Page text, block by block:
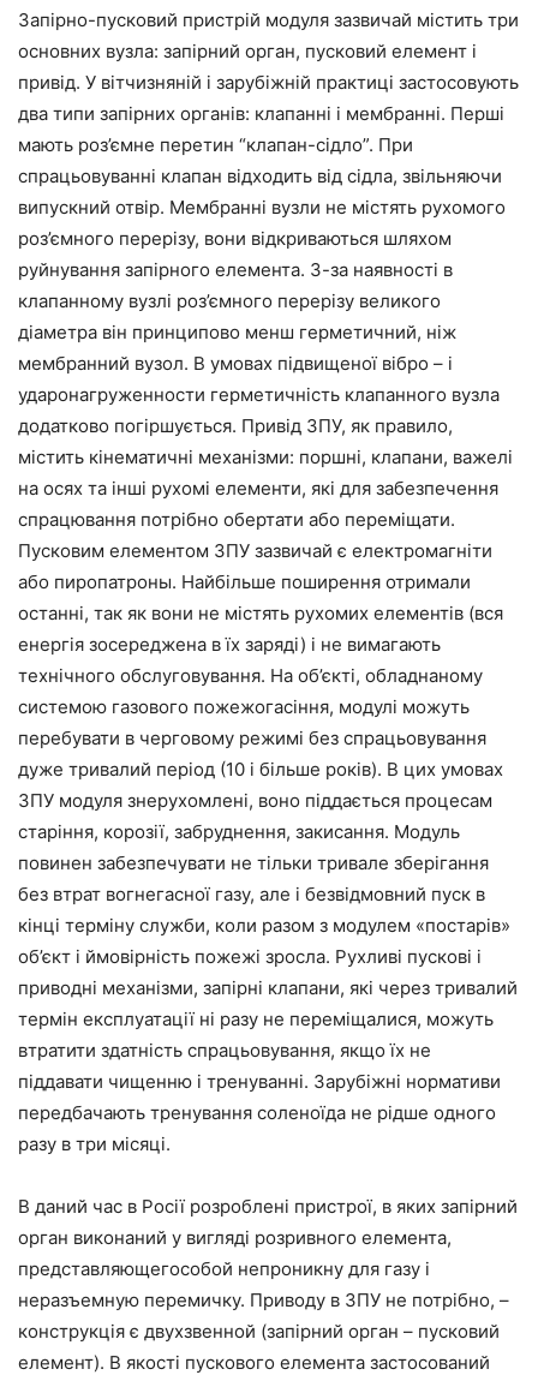
Запірно-пусковий пристрій модуля зазвичай містить три
основних вузла: запірний орган, пусковий елемент і
привід. У вітчизняній і зарубіжній практиці застосовують
два типи запірних органів: клапанні і мембранні. Перші
мають роз’ємне перетин “клапан-сідло”. При
спрацьовуванні клапан відходить від сідла, звільняючи
випускний отвір. Мембранні вузли не містять рухомого
роз’ємного перерізу, вони відкриваються шляхом
руйнування запірного елемента. З-за наявності в
клапанному вузлі роз’ємного перерізу великого
діаметра він принципово менш герметичний, ніж
мембранний вузол. В умовах підвищеної вібро – і
ударонагруженности герметичність клапанного вузла
додатково погіршується. Привід ЗПУ, як правило,
містить кінематичні механізми: поршні, клапани, важелі
на осях та інші рухомі елементи, які для забезпечення
спрацювання потрібно обертати або переміщати.
Пусковим елементом ЗПУ зазвичай є електромагніти
або пиропатроны. Найбільше поширення отримали
останні, так як вони не містять рухомих елементів (вся
енергія зосереджена в їх заряді) і не вимагають
технічного обслуговування. На об’єкті, обладнаному
системою газового пожежогасіння, модулі можуть
перебувати в черговому режимі без спрацьовування
дуже тривалий період (10 і більше років). В цих умовах
ЗПУ модуля знерухомлені, воно піддається процесам
старіння, корозії, забруднення, закисання. Модуль
повинен забезпечувати не тільки тривале зберігання
без втрат вогнегасної газу, але і безвідмовний пуск в
кінці терміну служби, коли разом з модулем «постарів»
об’єкт і ймовірність пожежі зросла. Рухливі пускові і
приводні механізми, запірні клапани, які через тривалий
термін експлуатації ні разу не переміщалися, можуть
втратити здатність спрацьовування, якщо їх не
піддавати чищенню і тренуванні. Зарубіжні нормативи
передбачають тренування соленоїда не рідше одного
разу в три місяці.
В даний час в Росії розроблені пристрої, в яких запірний
орган виконаний у вигляді розривного елемента,
представляющегособой непроникну для газу і
неразъемную перемичку. Приводу в ЗПУ не потрібно, –
конструкція є двухзвенной (запірний орган – пусковий
елемент). В якості пускового елемента застосований